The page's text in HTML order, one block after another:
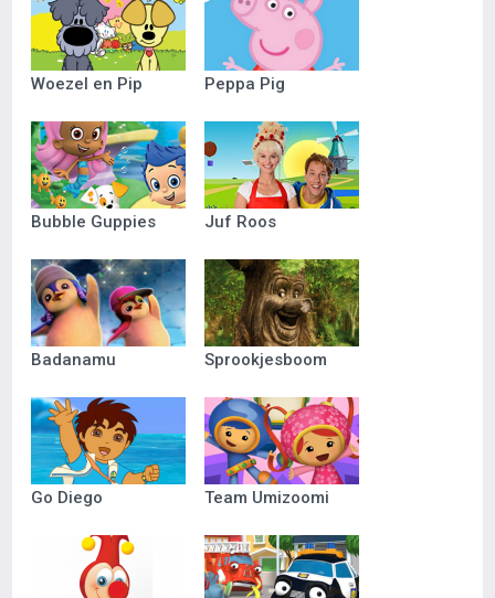
Woezel en Pip Peppa Pig
Bubble Guppies Juf Roos
Badanamu Sprookjesboom
Go Diego Team Umizoomi